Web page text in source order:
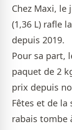
Chez Maxi, le
(1,36 L) rafle
depuis 2019.
Pour sa part,
paquet de 2
prix depuis
Fêtes et de la
rabais tombe